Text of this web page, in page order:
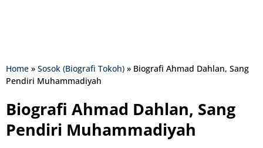
Home » Sosok (Biografi Tokoh) » Biografi Ahmad Dahlan, Sang
Pendiri Muhammadiyah
Biografi Ahmad Dahlan, Sang
Pendiri Muhammadiyah